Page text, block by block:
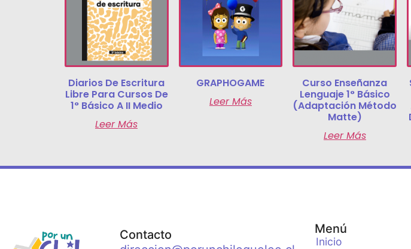
Diarios De Escritura
Libre Para Cursos De
1° Básico A II Medio
Leer Más
GRAPHOGAME
Leer Más
Curso Enseñanza
Lenguaje 1° Básico
(Adaptación Método
Matte)
Leer Más
Contacto
Menú
Inicio